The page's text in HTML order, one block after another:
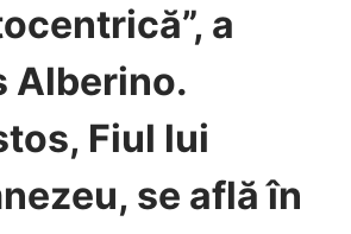
a
Alberino.
Fiul lui
se află în